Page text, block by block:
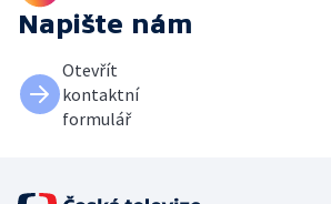
Napište nám
Otevřít
kontaktní
formulář